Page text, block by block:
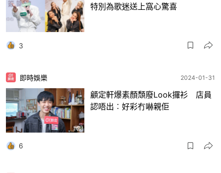
特別為歌迷送上窩心驚喜
3
即時娛樂 2024-01-31
顧定軒爆素顏頹廢Look攞衫 店員
認唔出︰好彩冇嚇親佢
6